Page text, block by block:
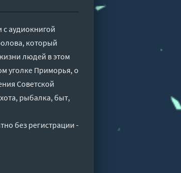
с аудиокнигой
который
людей в этом
уголке Приморья, о
Советской
рыбалка, быт,
без регистрации -